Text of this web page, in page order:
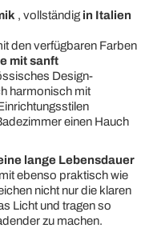
, vollständig in Italien
den verfügbaren Farben
mit sanft
Design-
harmonisch mit
einen Hauch
lange Lebensdauer
ebenso praktisch wie
nicht nur die klaren
Licht und tragen so
zu machen.